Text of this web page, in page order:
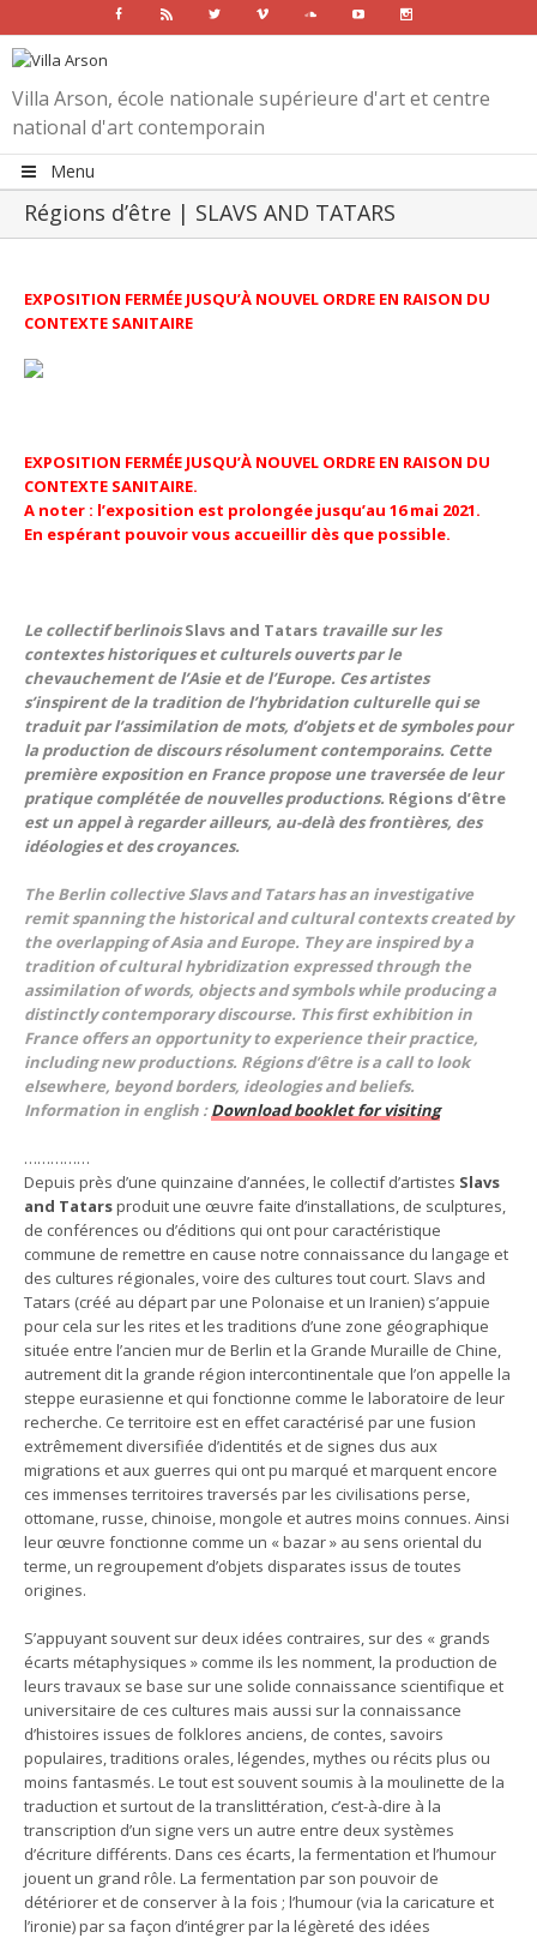
Facebook Rss Twitter Vimeo SoundcloudYoutube
Villa Arson, école nationale supérieure d'art et centre
national d'art contemporain
Menu
Régions d’être | SLAVS AND TATARS
EXPOSITION FERMÉE JUSQU’À NOUVEL ORDRE EN RAISON DU
CONTEXTE SANITAIRE
EXPOSITION FERMÉE JUSQU’À NOUVEL ORDRE EN RAISON DU
CONTEXTE SANITAIRE.
A noter : l’exposition est prolongée jusqu’au 16 mai 2021.
En espérant pouvoir vous accueillir dès que possible.
Le collectif berlinoisSlavs and Tatars travaille sur les
contextes historiques et culturels ouverts par le
chevauchement de l’Asie et de l’Europe. Ces artistes
s’inspirent de la tradition de l’hybridation culturelle qui se
traduit par l’assimilation de mots, d’objets et de symboles pour
la production de discours résolument contemporains. Cette
première exposition en France propose une traversée de leur
pratique complétée de nouvelles productions. Régions d’être
est un appel à regarder ailleurs, au-delà des frontières, des
idéologies et des croyances.
The Berlin collective Slavs and Tatars has an investigative
remit spanning the historical and cultural contexts created by
the overlapping of Asia and Europe. They are inspired by a
tradition of cultural hybridization expressed through the
assimilation of words, objects and symbols while producing a
distinctly contemporary discourse. This first exhibition in
France offers an opportunity to experience their practice,
including new productions. Régions d’être is a call to look
elsewhere, beyond borders, ideologies and beliefs.
Information in english :Download booklet for visiting
……………
Depuis près d’une quinzaine d’années, le collectif d’artistes Slavs
and Tatarsproduit une œuvre faite d’installations, de sculptures,
de conférences ou d’éditions qui ont pour caractéristique
commune de remettre en cause notre connaissance du langage et
des cultures régionales, voire des cultures tout court. Slavs and
Tatars (créé au départ par une Polonaise et un Iranien) s’appuie
pour cela sur les rites et les traditions d’une zone géographique
située entre l’ancien mur de Berlin et la Grande Muraille de Chine,
autrement dit la grande région intercontinentale que l’on appelle la
steppe eurasienne et qui fonctionne comme le laboratoire de leur
recherche. Ce territoire est en effet caractérisé par une fusion
extrêmement diversifiée d’identités et de signes dus aux
migrations et aux guerres qui ont pu marqué et marquent encore
ces immenses territoires traversés par les civilisations perse,
ottomane, russe, chinoise, mongole et autres moins connues. Ainsi
leur œuvre fonctionne comme un « bazar » au sens oriental du
terme, un regroupement d’objets disparates issus de toutes
origines.
S’appuyant souvent sur deux idées contraires, sur des « grands
écarts métaphysiques » comme ils les nomment, la production de
leurs travaux se base sur une solide connaissance scientifique et
universitaire de ces cultures mais aussi sur la connaissance
d’histoires issues de folklores anciens, de contes, savoirs
populaires, traditions orales, légendes, mythes ou récits plus ou
moins fantasmés. Le tout est souvent soumis à la moulinette de la
traduction et surtout de la translittération, c’est-à-dire à la
transcription d’un signe vers un autre entre deux systèmes
d’écriture différents. Dans ces écarts, la fermentation et l’humour
jouent un grand rôle. La fermentation par son pouvoir de
détériorer et de conserver à la fois ; l’humour (via la caricature et
l’ironie) par sa façon d’intégrer par la légèreté des idées